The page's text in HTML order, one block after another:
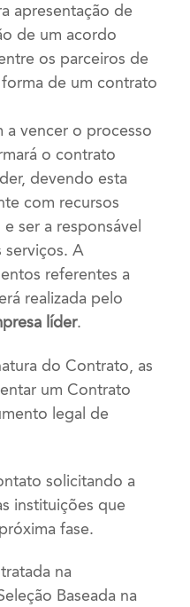
apresentação de
de um acordo
os parceiros de
de um contrato
a vencer o processo
o contrato
devendo esta
com recursos
ser a responsável
serviços. A
referentes a
realizada pelo
líder.
do Contrato, as
um Contrato
legal de
solicitando a
instituições que
fase.
na
Baseada na